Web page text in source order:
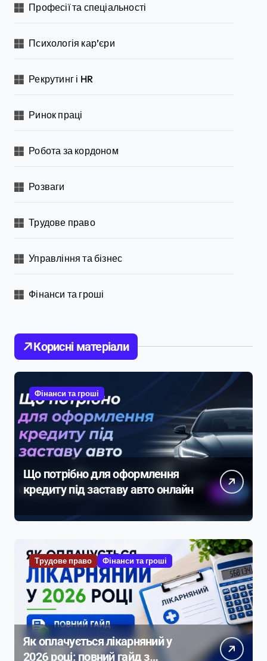
Професії та спеціальності
Психологія кар’єри
Рекрутинг і HR
Ринок праці
Робота за кордоном
Розваги
Трудове право
Управління та бізнес
Фінанси та гроші
Корисні матеріали
Фінанси та гроші
Що потрібно для оформлення
кредиту під заставу авто онлайн
Трудове право Фінанси та гроші
Як оплачується лікарняний у
2026 році: повний гайд з